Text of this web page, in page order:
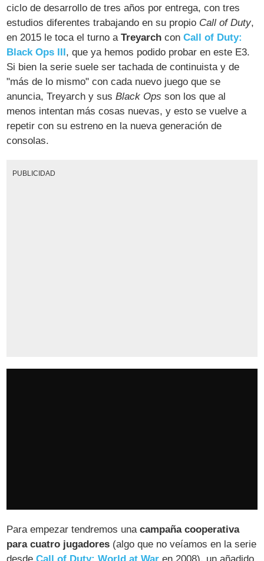
ciclo de desarrollo de tres años por entrega, con tres
estudios diferentes trabajando en su propio Call of Duty,
en 2015 le toca el turno aTreyarch conCall of Duty:
Black Ops III , que ya hemos podido probar en este E3.
Si bien la serie suele ser tachada de continuista y de
"más de lo mismo" con cada nuevo juego que se
anuncia, Treyarch y susBlack Ops son los que al
menos intentan más cosas nuevas, y esto se vuelve a
repetir con su estreno en la nueva generación de
consolas.
PUBLICIDAD
Para empezar tendremos unacampaña cooperativa
para cuatro jugadores (algo que no veíamos en la serie
desdeCall of Duty: World at War en 2008), un añadido